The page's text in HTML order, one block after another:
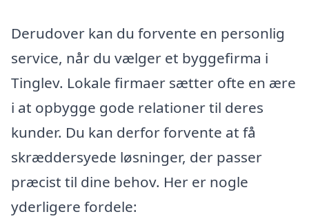
Derudover kan du forvente en personlig
service, når du vælger et byggefirma i
Tinglev. Lokale firmaer sætter ofte en ære
i at opbygge gode relationer til deres
kunder. Du kan derfor forvente at få
skræddersyede løsninger, der passer
præcist til dine behov. Her er nogle
yderligere fordele: